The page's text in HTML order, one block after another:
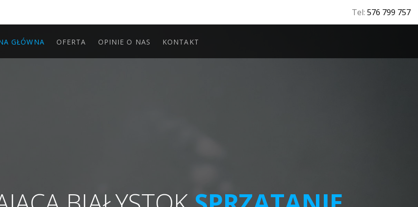
Tel: 576 799 757
GŁÓWNA OFERTA OPINIE O NAS KONTAKT